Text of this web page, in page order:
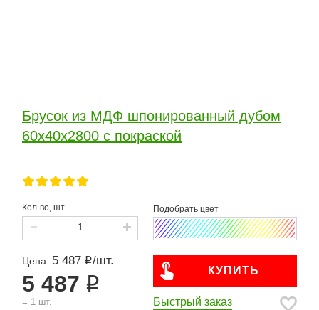
Брусок из МДФ шпонированный дубом
60х40х2800 с покраской
Кол-во, шт.
Цена: 5 487 /шт.
5 487
= 1 шт.
КУПИТЬ
Быстрый заказ